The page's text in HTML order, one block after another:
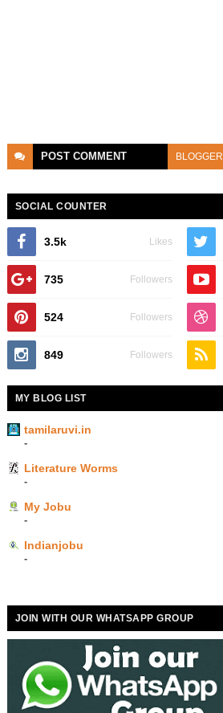
POST COMMENT BLOGGER
SOCIAL COUNTER
3.5k Likes
735 Followers
524 Followers
849 Followers
MY BLOG LIST
tamilaruvi.in
-
Literature Worms
-
My Jobu
-
Indianjobu
-
JOIN WITH OUR WHATSAPP GROUP